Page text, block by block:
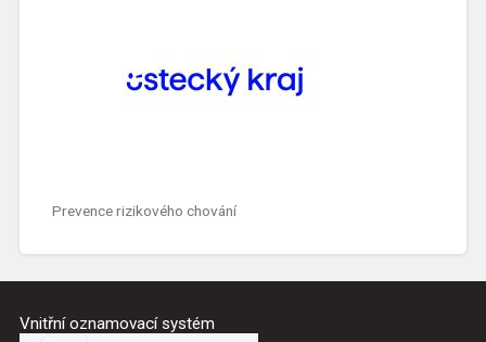
Prevence rizikového chování
Vnitřní oznamovací systém